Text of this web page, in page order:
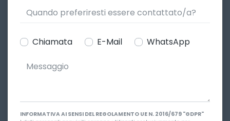
Chiamata E-Mail WhatsApp
INFORMATIVA AI SENSI DEL REGOLAMENTO UE N. 2016/679 "GDPR"